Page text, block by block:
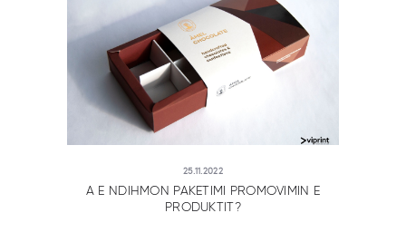
25.11.2022
A E NDIHMON PAKETIMI PROMOVIMIN E
PRODUKTIT?